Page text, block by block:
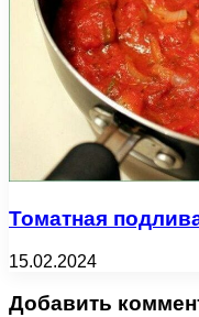
Томатная
15.02.2024
Добавить